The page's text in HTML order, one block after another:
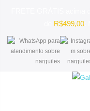
R$499,00